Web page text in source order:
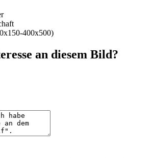
400x500)
an diesem Bild?